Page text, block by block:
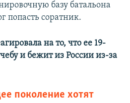
базу батальона
попасть соратник.
на то, что ее 19-
и бежит из России из-за
поколение хотят